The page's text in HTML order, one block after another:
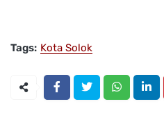
Tags: Kota Solok